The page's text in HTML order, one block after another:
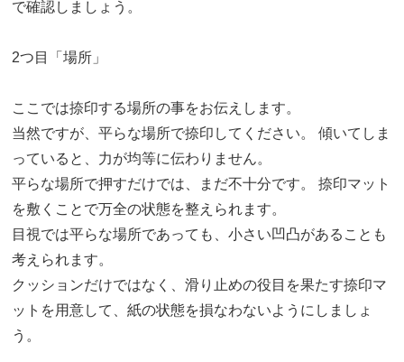
で確認しましょう。
2つ目「場所」
ここでは捺印する場所の事をお伝えします。
当然ですが、平らな場所で捺印してください。 傾いてしま
っていると、力が均等に伝わりません。
平らな場所で押すだけでは、まだ不十分です。 捺印マット
を敷くことで万全の状態を整えられます。
目視では平らな場所であっても、小さい凹凸があることも
考えられます。
クッションだけではなく、滑り止めの役目を果たす捺印マ
ットを用意して、紙の状態を損なわないようにしましょ
う。